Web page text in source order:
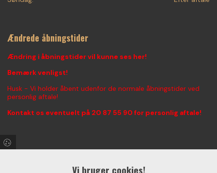
Ændrede åbningstider
Ændring i åbningstider vil kunne ses her!
Bemærk venligst!
Husk - Vi holder åbent udenfor de normale åbningstider ved
personlig aftale!
Kontakt os eventuelt på 20 87 55 90 for personlig aftale!
Vi bruger cookies!